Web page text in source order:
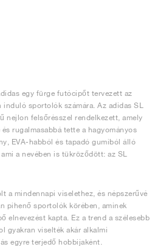
egy fürge futócipőt tervezett az
sportolók számára. Az adidas SL
nejlon felsőrésszel rendelkezett, amely
rugalmasabbá tette a hagyományos
EVA-habból és tapadó gumiból álló
a nevében is tükröződött: az SL
a mindennapi viselethez, és népszerűvé
pihenő sportolók körében, aminek
elnevezést kapta. Ez a trend a szélesebb
gyakran viselték akár alkalmi
egyre terjedő hobbijaként.